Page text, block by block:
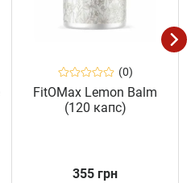
(0)
FitOMax Lemon Balm
(120 капс)
355 грн